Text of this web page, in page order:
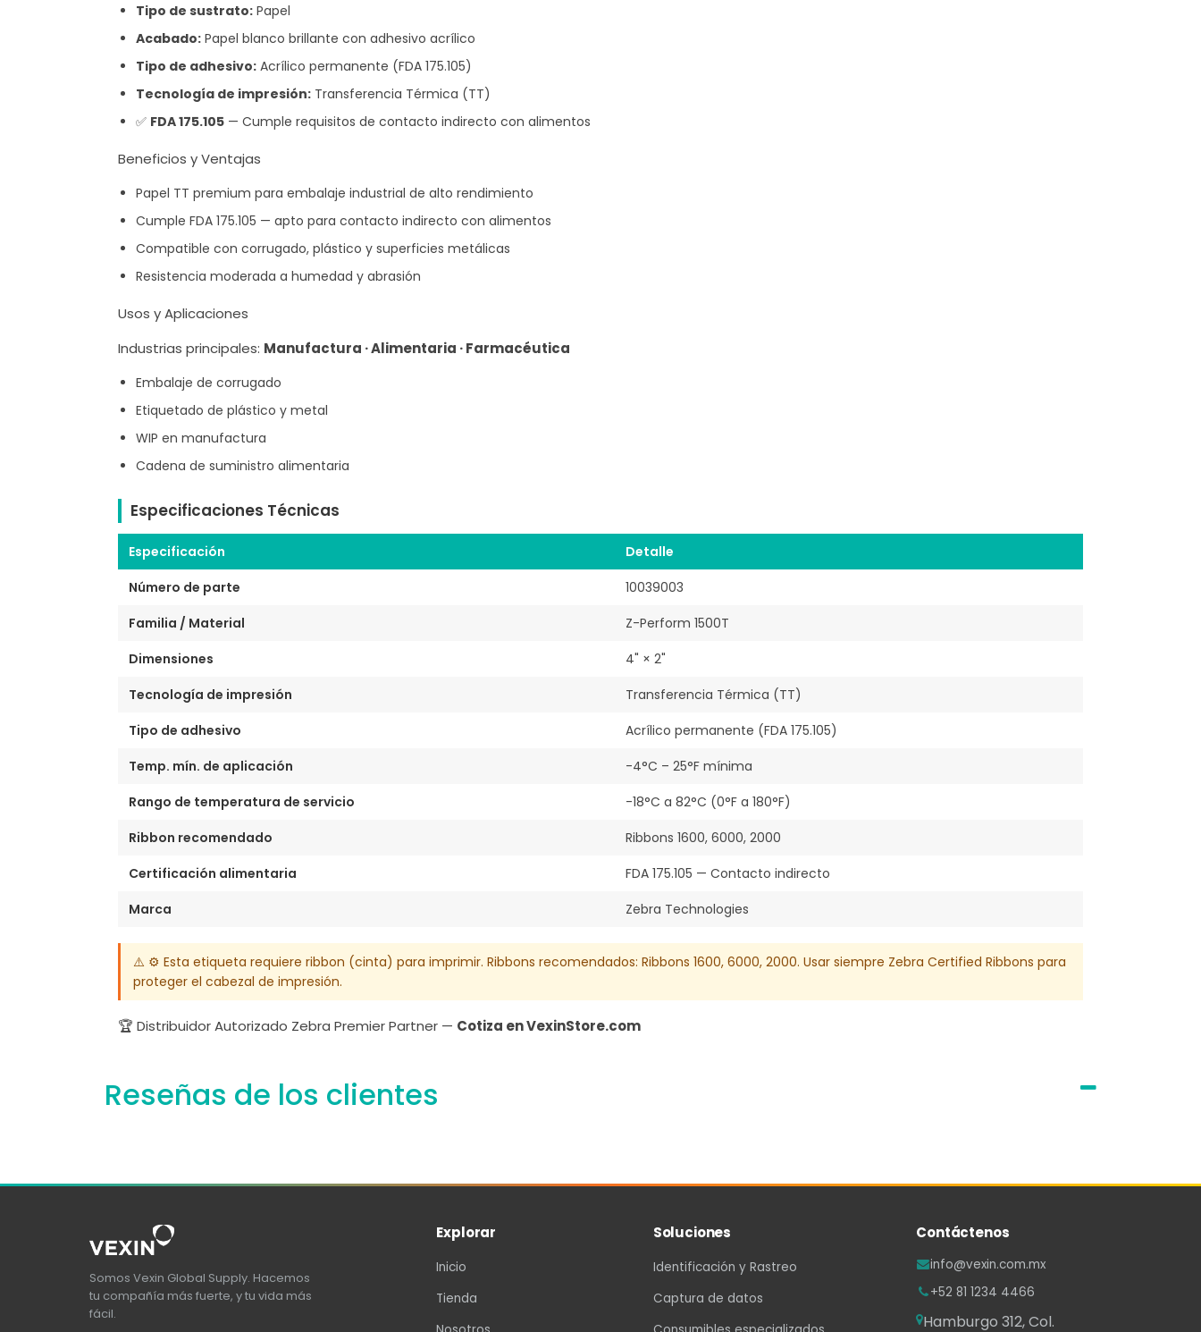
Tipo de sustrato: Papel
Acabado: Papel blanco brillante con adhesivo acrílico
Tipo de adhesivo: Acrílico permanente (FDA 175.105)
Tecnología de impresión: Transferencia Térmica (TT)
✅ FDA 175.105 — Cumple requisitos de contacto indirecto con alimentos
Beneficios y Ventajas
Papel TT premium para embalaje industrial de alto rendimiento
Cumple FDA 175.105 — apto para contacto indirecto con alimentos
Compatible con corrugado, plástico y superficies metálicas
Resistencia moderada a humedad y abrasión
Usos y Aplicaciones
Industrias principales: Manufactura · Alimentaria · Farmacéutica
Embalaje de corrugado
Etiquetado de plástico y metal
WIP en manufactura
Cadena de suministro alimentaria
Especificaciones Técnicas
Especificación
Detalle
Número de parte
10039003
Familia / Material
Z-Perform 1500T
Dimensiones
4" × 2"
Tecnología de impresión
Transferencia Térmica (TT)
Tipo de adhesivo
Acrílico permanente (FDA 175.105)
Temp. mín. de aplicación
-4°C – 25°F mínima
Rango de temperatura de servicio
-18°C a 82°C (0°F a 180°F)
Ribbon recomendado
Ribbons 1600, 6000, 2000
Certificación alimentaria
FDA 175.105 — Contacto indirecto
Marca
Zebra Technologies
⚠️ ⚙️ Esta etiqueta requiere ribbon (cinta) para imprimir. Ribbons recomendados: Ribbons 1600, 6000, 2000. Usar siempre Zebra Certified Ribbons para
proteger el cabezal de impresión.
🏆 Distribuidor Autorizado Zebra Premier Partner — Cotiza en VexinStore.com
Reseñas de los clientes
Somos Vexin Global Supply. Hacemos
tu compañía más fuerte, y tu vida más
fácil.
Explorar
Inicio
Tienda
Soluciones
Identificación y Rastreo
Captura de datos
Contáctenos
info@vexin.com.mx
+52 81 1234 4466
Hamburgo 312, Col.